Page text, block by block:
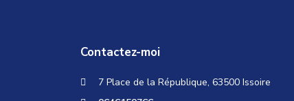
Contactez-moi
7 Place de la République, 63500 Issoire